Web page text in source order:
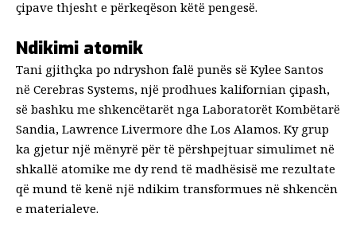
çipave thjesht e përkeqëson këtë pengesë.
Ndikimi atomik
Tani gjithçka po ndryshon falë punës së Kylee Santos
në Cerebras Systems, një prodhues kalifornian çipash,
së bashku me shkencëtarët nga Laboratorët Kombëtarë
Sandia, Lawrence Livermore dhe Los Alamos. Ky grup
ka gjetur një mënyrë për të përshpejtuar simulimet në
shkallë atomike me dy rend të madhësisë me rezultate
që mund të kenë një ndikim transformues në shkencën
e materialeve.